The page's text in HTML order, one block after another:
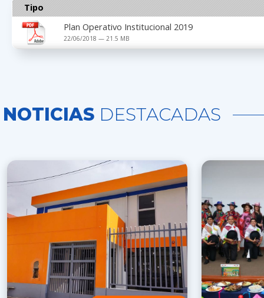
Tipo
Plan Operativo Institucional 2019
22/06/2018 — 21.5 MB
NOTICIAS DESTACADAS